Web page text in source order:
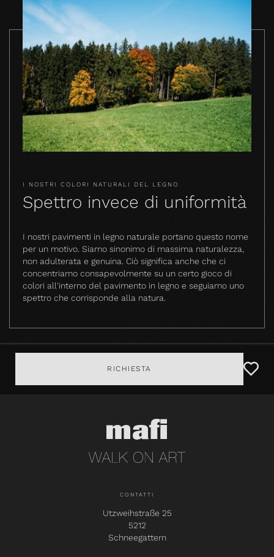
I NOSTRI COLORI NATURALI DEL LEGNO
Spettro invece di uniformità
I nostri pavimenti in legno naturale portano questo nome
per un motivo. Siamo sinonimo di massima naturalezza,
non adulterata e genuina. Ciò significa anche che ci
concentriamo consapevolmente su un certo gioco di
colori all'interno del pavimento in legno e seguiamo uno
spettro che corrisponde alla natura.
RICHIESTA
CONTATTI
Utzweihstraße 25
5212
Schneegattern